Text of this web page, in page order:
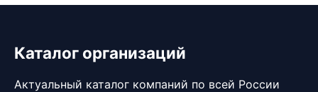
Каталог организаций
Актуальный каталог компаний по всей России